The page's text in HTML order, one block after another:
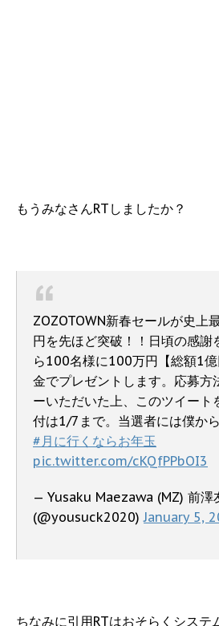
もうみなさんRTしましたか？
ZOZOTOWN新春セールが史上
円を先ほど突破！！日頃の感謝
ら100名様に100万円【総額1
金でプレゼントします。応募方
ーいただいた上、このツイート
付は1/7まで。当選者には僕か
#月に行くならお年玉
pic.twitter.com/cKQfPPbOI3
— Yusaku Maezawa (MZ) 前澤
(@yousuck2020)January 5,
ちなみに引用RTはおそらくシステ